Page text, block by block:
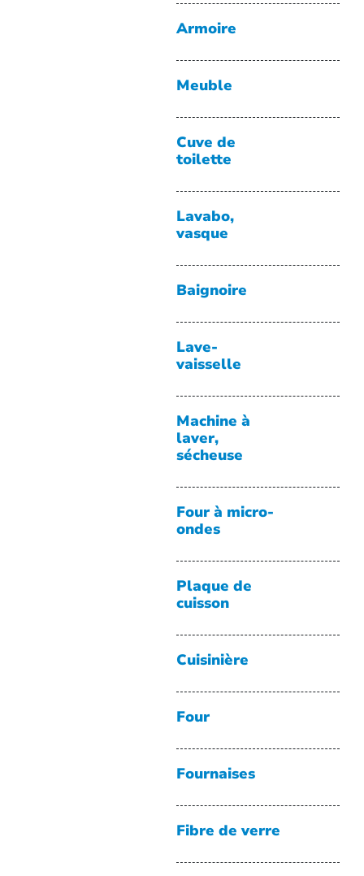
Armoire
Meuble
Cuve de
toilette
Lavabo,
vasque
Baignoire
Lave-
vaisselle
Machine à
laver,
sécheuse
Four à micro-
ondes
Plaque de
cuisson
Cuisinière
Four
Fournaises
Fibre de verre